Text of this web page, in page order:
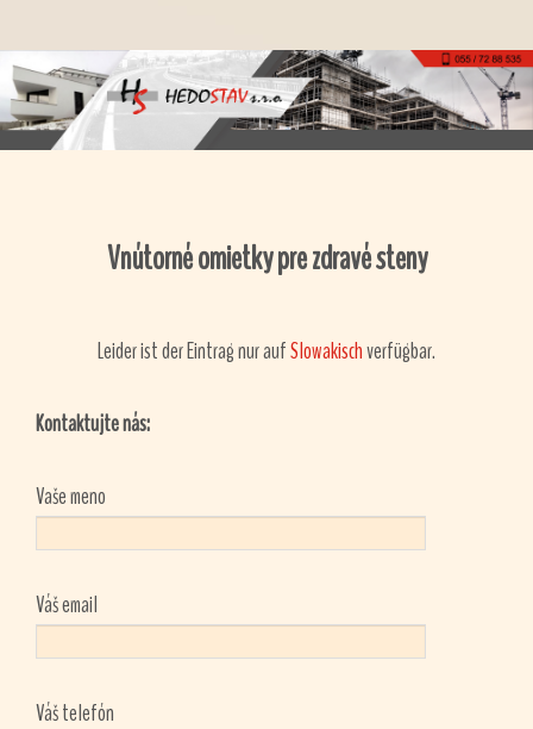
Vnútorné omietky pre zdravé steny
Leider ist der Eintrag nur aufSlowakischverfügbar.
Kontaktujte nás:
Vaše meno
Váš email
Váš telefón